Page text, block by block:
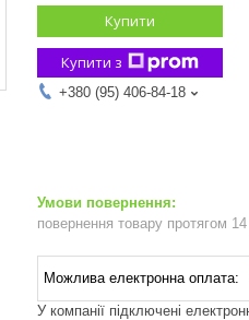
Купити
Купити з
+380 (95) 406-84-18
повернення товару протягом 14
У компанії підключені